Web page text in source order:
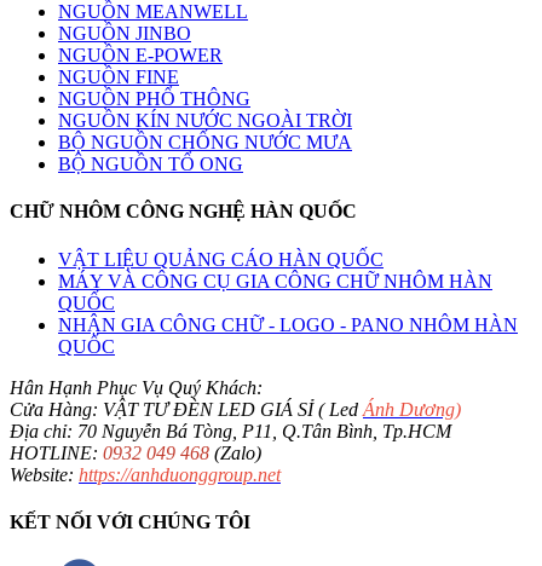
NGUỒN MEANWELL
NGUỒN JINBO
NGUỒN E-POWER
NGUỒN FINE
NGUỒN PHỔ THÔNG
NGUỒN KÍN NƯỚC NGOÀI TRỜI
BỘ NGUỒN CHỐNG NƯỚC MƯA
BỘ NGUỒN TỔ ONG
CHỮ NHÔM CÔNG NGHỆ HÀN QUỐC
VẬT LIỆU QUẢNG CÁO HÀN QUỐC
MÁY VÀ CÔNG CỤ GIA CÔNG CHỮ NHÔM HÀN
QUỐC
NHẬN GIA CÔNG CHỮ - LOGO - PANO NHÔM HÀN
QUỐC
Hân Hạnh Phục Vụ Quý Khách:
Cửa Hàng: VẬT TƯ ĐÈN LED GIÁ SỈ ( Led Ánh Dương)
Địa chỉ: 70 Nguyễn Bá Tòng, P11, Q.Tân Bình, Tp.HCM
HOTLINE: 0932 049 468 (Zalo)
Website: https://anhduonggroup.net
KẾT NỐI VỚI CHÚNG TÔI